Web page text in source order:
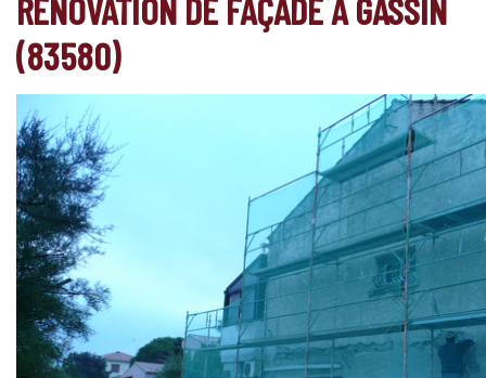
RÉNOVATION DE FAÇADE À GASSIN
(83580)